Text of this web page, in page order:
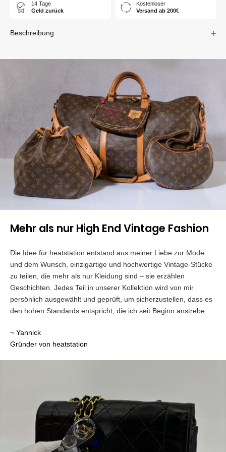
14 Tage
Geld zurück
Kostenloser
Versand ab 200€
Beschreibung
Mehr als nur High End Vintage Fashion
Die Idee für heatstation entstand aus meiner Liebe zur Mode
und dem Wunsch, einzigartige und hochwertige Vintage-Stücke
zu teilen, die mehr als nur Kleidung sind – sie erzählen
Geschichten. Jedes Teil in unserer Kollektion wird von mir
persönlich ausgewählt und geprüft, um sicherzustellen, dass es
den hohen Standards entspricht, die ich seit Beginn anstrebe.
~ Yannick
Gründer von heatstation